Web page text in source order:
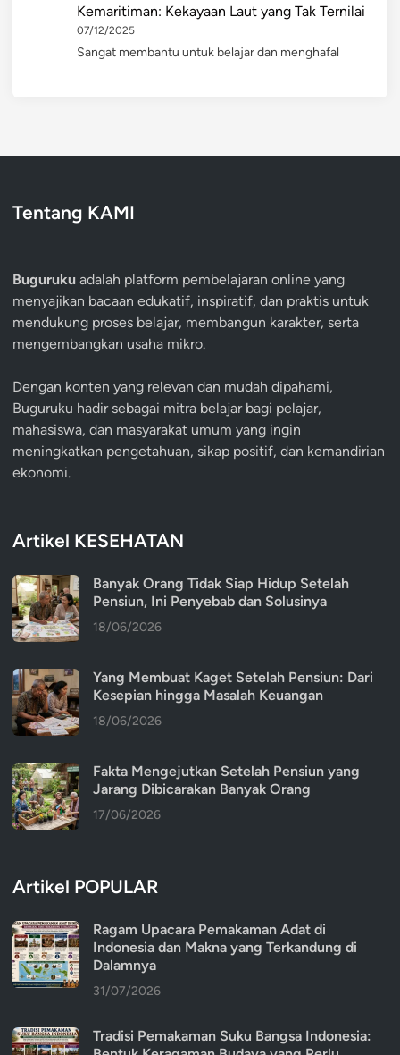
Kemaritiman: Kekayaan Laut yang Tak Ternilai
07/12/2025
Sangat membantu untuk belajar dan menghafal
Tentang KAMI
Buguruku adalah platform pembelajaran online yang
menyajikan bacaan edukatif, inspiratif, dan praktis untuk
mendukung proses belajar, membangun karakter, serta
mengembangkan usaha mikro.
Dengan konten yang relevan dan mudah dipahami,
Buguruku hadir sebagai mitra belajar bagi pelajar,
mahasiswa, dan masyarakat umum yang ingin
meningkatkan pengetahuan, sikap positif, dan kemandirian
ekonomi.
Artikel KESEHATAN
Banyak Orang Tidak Siap Hidup Setelah
Pensiun, Ini Penyebab dan Solusinya
18/06/2026
Yang Membuat Kaget Setelah Pensiun: Dari
Kesepian hingga Masalah Keuangan
18/06/2026
Fakta Mengejutkan Setelah Pensiun yang
Jarang Dibicarakan Banyak Orang
17/06/2026
Artikel POPULAR
Ragam Upacara Pemakaman Adat di
Indonesia dan Makna yang Terkandung di
Dalamnya
31/07/2026
Tradisi Pemakaman Suku Bangsa Indonesia: